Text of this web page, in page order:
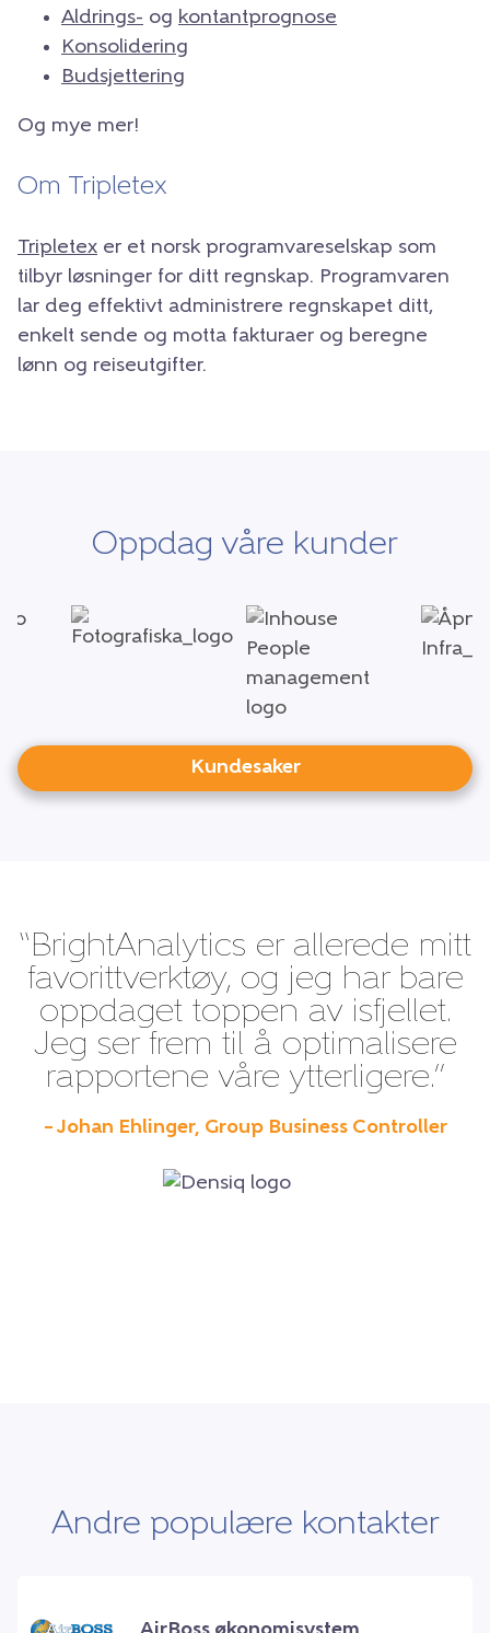
Aldrings- og kontantprognose
Konsolidering
Budsjettering
Og mye mer!
Om Tripletex
Tripletex er et norsk programvareselskap som
tilbyr løsninger for ditt regnskap. Programvaren
lar deg effektivt administrere regnskapet ditt,
enkelt sende og motta fakturaer og beregne
lønn og reiseutgifter.
Oppdag våre kunder
Kundesaker
“BrightAnalytics er allerede mitt
favorittverktøy, og jeg har bare
oppdaget toppen av isfjellet.
Jeg ser frem til å optimalisere
rapportene våre ytterligere.”
– Johan Ehlinger, Group Business Controller
Andre populære kontakter